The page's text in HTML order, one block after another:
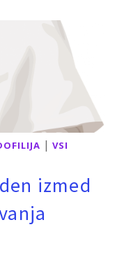
| VSI
izmed